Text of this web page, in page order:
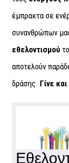
έμπρακτα σε
συνανθρώπων
εθελοντισμού
αποτελούν
δράσης. Γίνε